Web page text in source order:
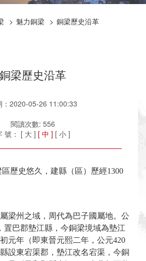
魅力銅梁 銅梁歷史沿革
銅梁歷史沿革
：2020-05-26 11:00:33
閱讀次數: 556
號： [ 大 ] [ 中 ] [ 小 ]
區歷史悠久，建縣 （區） 歷經1300
梁州之域，周代為巴子國屬地。 公
， 置巴郡墊江縣， 今銅梁境域為墊江
元年 （ 即東晉元熙二年，公元420
設東宕渠郡，墊江改名宕渠， 今銅